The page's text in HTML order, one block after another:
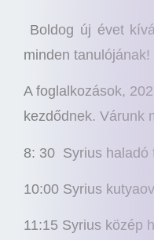
Boldog új évet
minden tanulójának!
A foglalkozások,
kezdődnek. Várunk
8: 30 Syrius haladó
10:00 Syrius
11:15 Syrius közép